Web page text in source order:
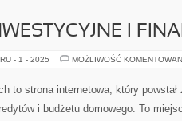
I
- 1 - 2025 MOŻLIWOŚĆ
to strona internetowa, który
i budżetu domowego. To